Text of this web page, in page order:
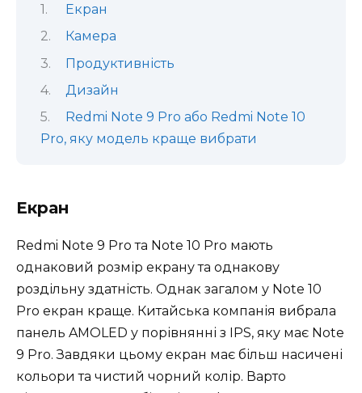
Екран
Камера
Продуктивність
Дизайн
Redmi Note 9 Pro або Redmi Note 10
Pro, яку модель краще вибрати
Екран
Redmi Note 9 Pro та Note 10 Pro мають
однаковий розмір екрану та однакову
роздільну здатність. Однак загалом у Note 10
Pro екран краще. Китайська компанія вибрала
панель AMOLED у порівнянні з IPS, яку має Note
9 Pro. Завдяки цьому екран має більш насичені
кольори та чистий чорний колір. Варто